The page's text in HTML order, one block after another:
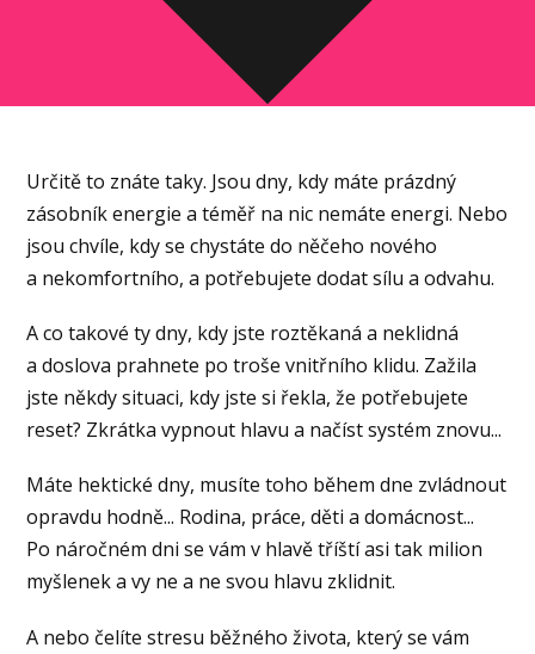
Určitě to znáte taky. Jsou dny, kdy máte prázdný
zásobník energie a téměř na nic nemáte energi. Nebo
jsou chvíle, kdy se chystáte do něčeho nového
a nekomfortního, a potřebujete dodat sílu a odvahu.
A co takové ty dny, kdy jste roztěkaná a neklidná
a doslova prahnete po troše vnitřního klidu. Zažila
jste někdy situaci, kdy jste si řekla, že potřebujete
reset? Zkrátka vypnout hlavu a načíst systém znovu...
Máte hektické dny, musíte toho během dne zvládnout
opravdu hodně... Rodina, práce, děti a domácnost...
Po náročném dni se vám v hlavě tříští asi tak milion
myšlenek a vy ne a ne svou hlavu zklidnit.
A nebo čelíte stresu běžného života, který se vám